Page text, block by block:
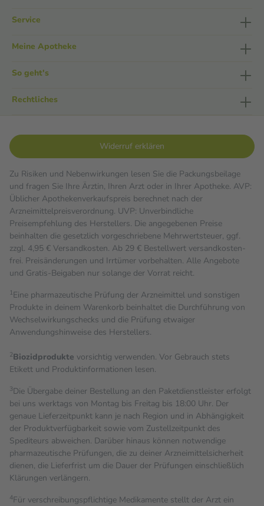
Service
Meine Apotheke
So geht's
Rechtliches
Widerruf erklären
Zu Risiken und Nebenwirkungen lesen Sie die Packungsbeilage
und fragen Sie Ihre Ärztin, Ihren Arzt oder in Ihrer Apotheke. AVP:
Üblicher Apothekenverkaufspreis berechnet nach der
Arzneimittelpreisverordnung. UVP: Unverbindliche
Preisempfehlung des Herstellers. Die angegebenen Preise
beinhalten die gesetzlich vorgeschriebene Mehrwertsteuer, ggf.
zzgl. 4,95 € Versandkosten. Ab 29 € Bestell­wert versand­kosten­
frei. Preisänderungen und Irrtümer vorbehalten. Alle Angebote
und Gratis-Beigaben nur solange der Vorrat reicht.
1Eine pharmazeutische Prüfung der Arzneimittel und sonstigen
Produkte in deinem Warenkorb beinhaltet die Durchführung von
Wechselwirkungschecks und die Prüfung etwaiger
Anwendungshinweise des Herstellers.
2Biozidprodukte vorsichtig verwenden. Vor Gebrauch stets
Etikett und Produktinformationen lesen.
3Die Übergabe deiner Bestellung an den Paketdienstleister erfolgt
bei uns werktags von Montag bis Freitag bis 18:00 Uhr. Der
genaue Lieferzeitpunkt kann je nach Region und in Abhängigkeit
der Produktverfügbarkeit sowie vom Zustellzeitpunkt des
Spediteurs abweichen. Darüber hinaus können notwendige
pharmazeutische Prüfungen, die zu deiner Arzneimittelsicherheit
dienen, die Lieferfrist um die Dauer der Prüfungen einschließlich
Klärungen verlängern.
4Für verschreibungspflichtige Medikamente stellt der Arzt ein